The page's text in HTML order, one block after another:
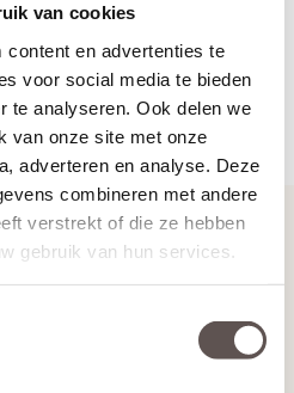
van cookies
en advertenties te
voor social media te bieden
te analyseren. Ook delen we
van onze site met onze
adverteren en analyse. Deze
combineren met andere
verstrekt of die ze hebben
gebruik van hun services.
onderzijde vaak de enige optie.
om eerst goed naar het model
te maken, zodat de deur
het kozijn komt te hangen.
te weten